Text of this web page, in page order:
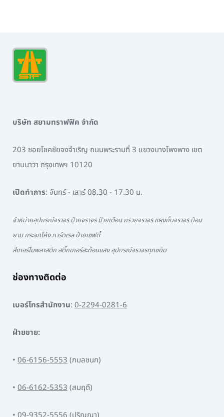
บริษัท สยามทราฟฟิค จำกัด
203 ซอยโชคชัยจงจำเริญ ถนนพระรามที่ 3 แขวงบางโพงพาง เขต
ยานนาวา กรุงเทพฯ 10120
เปิดทำการ: จันทร์ - เสาร์ 08.30 - 17.30 น.
จำหน่ายอุปกรณ์จราจร ป้ายจราจร ป้ายเตือน กรวยจราจร แผงกั้นจราจร ป้อม
ยาม กระจกโค้ง การ์ดเรล ป้ายเซฟตี้
สีเทอร์โมพลาสติก สติ๊กเกอร์สะท้อนแสง อุปกรณ์จราจรทุกชนิด
ช่องทางติดต่อ
เบอร์โทรสำนักงาน: 0-2294-0281-6
ฝ่ายขาย:
• 06-6156-5553(กมลชนก)
• 06-6162-5353(สมฤดี)